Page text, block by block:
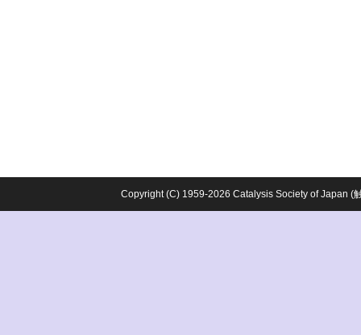
Copyright (C) 1959-2026 Catalysis Society of Japan (